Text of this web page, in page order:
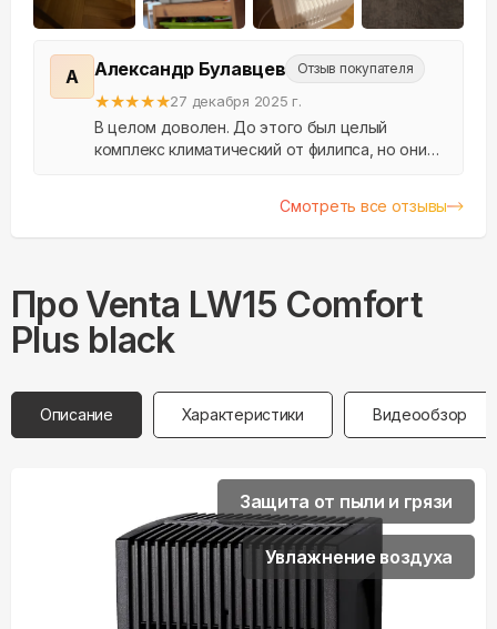
А Александр Булавцев Отзыв покупателя
★★★★★27 декабря 2025 г.
В целом доволен. До этого был целый
комплекс климатический от филипса, но они
Смотреть все отзывы
Про Venta LW15 Comfort
Plus black
Описание Характеристики Видеообзор
Защита от пыли и грязи
Увлажнение воздуха